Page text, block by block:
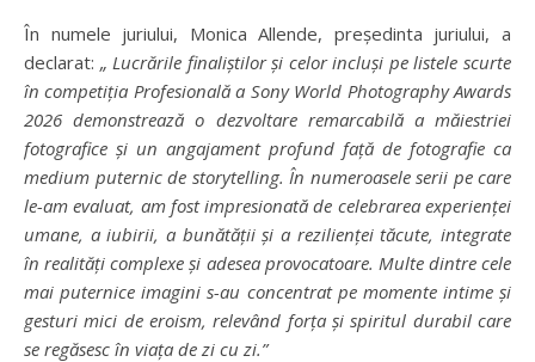
În numele juriului, Monica Allende, președinta juriului, a
declarat: „ Lucrările finaliștilor și celor incluși pe listele scurte
în competiția Profesională a Sony World PhotographyAwards
2026 demonstrează o dezvoltare remarcabilă a măiestriei
fotografice și un angajament profund față de fotografie ca
medium puternic de storytelling. În numeroasele serii pe care
le-am evaluat, am fost impresionată de celebrarea experienței
umane, a iubirii, a bunătății și a rezilienței tăcute, integrate
în realități complexe și adesea provocatoare. Multe dintre cele
mai puternice imagini s-au concentrat pe momente intime și
gesturi mici de eroism, relevând forța și spiritul durabil care
se regăsesc în viața de zi cu zi.”